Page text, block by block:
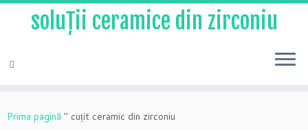
soluții ceramice din zirconiu
Prima pagină " cuțit ceramic din zirconiu